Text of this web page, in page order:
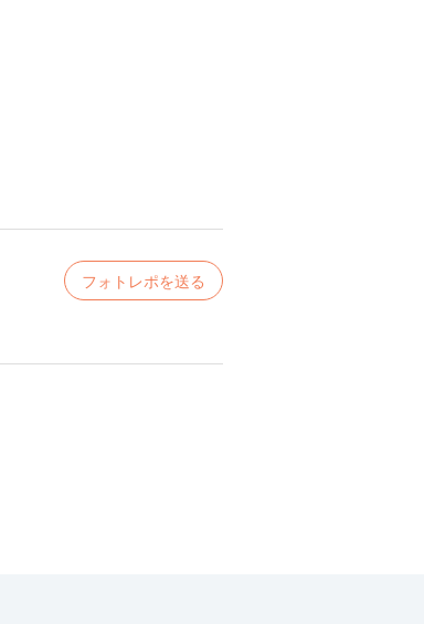
フォトレポを送る